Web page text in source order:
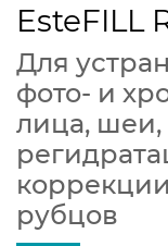
EsteFILL
Для
фото- и
лица, шеи,
рубцов